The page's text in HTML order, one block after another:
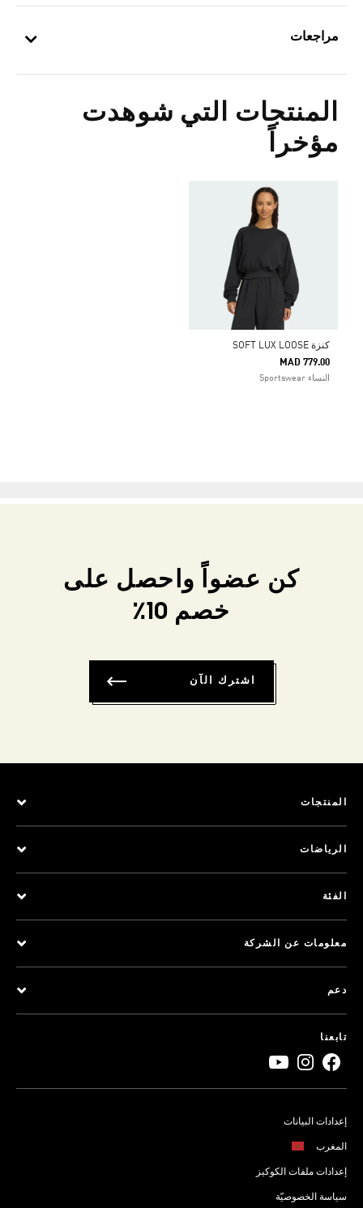
مراجعات
المنتجات التي شوهدت
مؤخراً
كنزة SOFT LUX LOOSE
MAD 779.00
النساء Sportswear
كن عضواً واحصل على
خصم 10٪
اشترك الآن
المنتجات
الرياضات
الفئة
معلومات عن الشركة
دعم
تابعنا
إعدادات البيانات
المغرب
إعدادات ملفات الكوكيز
سياسة الخصوصيّة